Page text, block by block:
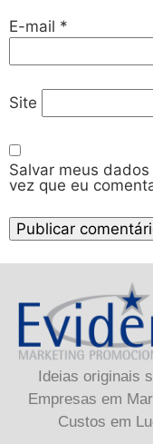
E-mail *
Site
Salvar meus
vez que eu
Ideias originais
Empresas em
Custos em